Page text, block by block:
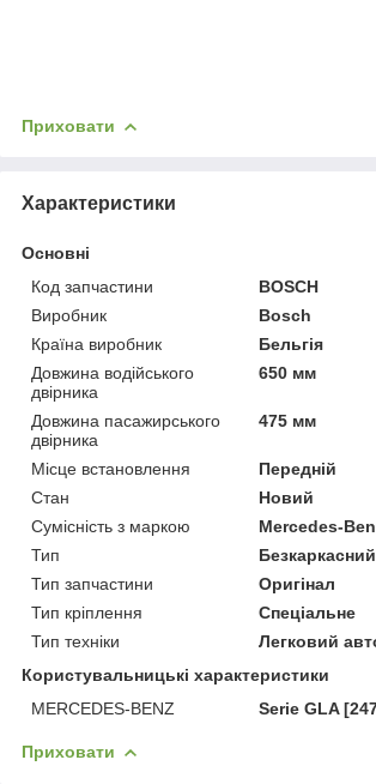
Приховати
Характеристики
Основні
Код запчастини
BOSCH
Виробник
Bosch
Країна виробник
Бельгія
Довжина водійського
двірника
650 мм
Довжина пасажирського
двірника
475 мм
Місце встановлення
Передній
Стан
Новий
Сумісність з маркою
Mercedes-
Тип
Безкаркасний
Тип запчастини
Оригінал
Тип кріплення
Спеціальне
Тип техніки
Легковий
Користувальницькі характеристики
MERCEDES-BENZ
Serie GLA
Приховати